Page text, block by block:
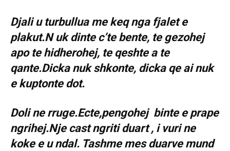
Djali u turbullua me keq nga fjalet e
plakut.N uk dinte c’te bente, te gezohej
apo te hidherohej, te qeshte a te
qante.Dicka nuk shkonte, dicka qe ai nuk
e kuptonte dot.
Doli ne rruge.Ecte,pengohej binte e prape
ngrihej.Nje cast ngriti duart , i vuri ne
koke e u ndal. Tashme mes duarve mund